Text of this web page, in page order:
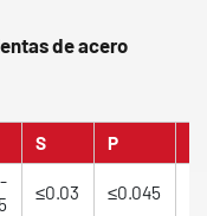
de acero
S P
≤0.03 ≤0.045